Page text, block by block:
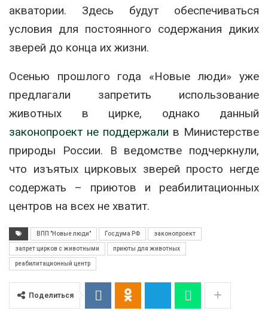
акватории. Здесь будут обеспечиваться
условия для постоянного содержания диких
зверей до конца их жизни.
Осенью прошлого года «Новые люди» уже
предлагали запретить использование
животных в цирке, однако данный
законопроект не поддержали в Министерстве
природы России. В ведомстве подчеркнули,
что изъятых цирковых зверей просто негде
содержать – приютов и реабилитационных
центров на всех не хватит.
ВПП "Новые люди" Госдума РФ законопроект
запрет цирков с животными приюты для животных
реабилитационный центр
Поделиться